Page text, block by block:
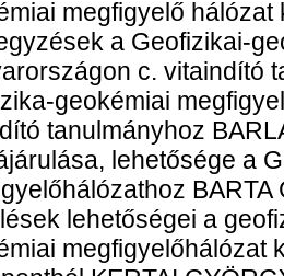
megfigyelő
a Geofizikai-
c. vitaindító
geokémiai
tanulmányhoz
lehetősége a
lehetőségei a
megfigyelőhálózat